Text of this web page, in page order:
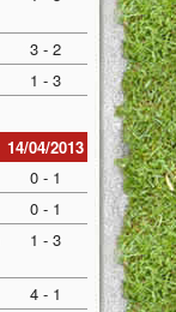
3 - 2
1 - 3
14/04/2013
0 - 1
0 - 1
1 - 3
4 - 1